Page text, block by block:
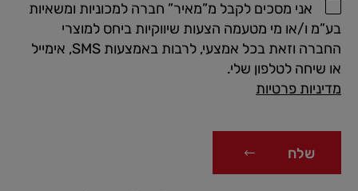
אני מסכים לקבל מ”מאיר” חברה למכוניות ומשאיות
בע”מ ו/או מי מטעמה הצעות שיווקיות ביחס למוצרי
החברה וזאת בכל אמצעי, לרבות באמצעות SMS, אימייל
או שיחה לטלפון שלי.
מדיניות פרטיות
שלח